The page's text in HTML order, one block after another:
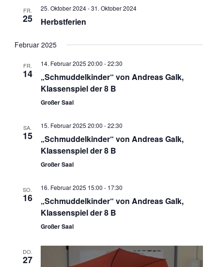
FR.
25
25. Oktober 2024-31. Oktober 2024
Herbstferien
Februar 2025
FR.
14
14. Februar 2025 20:00 -22:30
„Schmuddelkinder“ von Andreas Galk,
Klassenspiel der 8 B
Großer Saal
SA.
15
15. Februar 2025 20:00 -22:30
„Schmuddelkinder“ von Andreas Galk,
Klassenspiel der 8 B
Großer Saal
SO.
16
16. Februar 2025 15:00 - 17:30
„Schmuddelkinder“ von Andreas Galk,
Klassenspiel der 8 B
Großer Saal
DO.
27